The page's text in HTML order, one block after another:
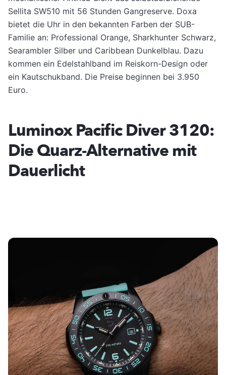
Sellita SW510 mit 56 Stunden Gangreserve. Doxa
bietet die Uhr in den bekannten Farben der SUB-
Familie an: Professional Orange, Sharkhunter Schwarz,
Searambler Silber und Caribbean Dunkelblau. Dazu
kommen ein Edelstahlband im Reiskorn-Design oder
ein Kautschukband. Die Preise beginnen bei 3.950
Euro.
Luminox Pacific Diver 3120:
Die Quarz-Alternative mit
Dauerlicht